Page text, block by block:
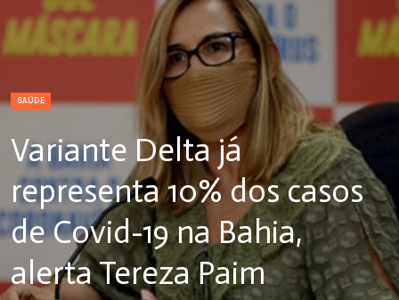
SAÚDE
Variante Delta já
representa 10% dos casos
de Covid-19 na Bahia,
alerta Tereza Paim